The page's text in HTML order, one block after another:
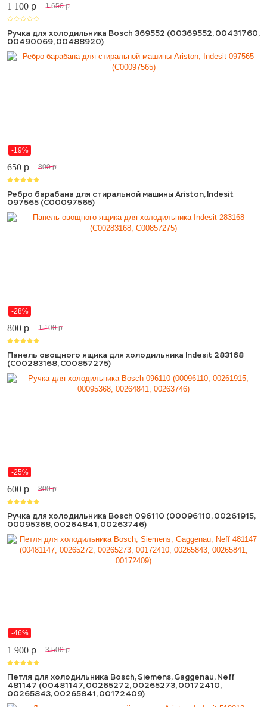
1 100 p 1 650 p
Ручка для холодильника Bosch 369552 (00369552, 00431760,
00490069, 00488920)
-19%
650 p 800 p
Ребро барабана для стиральной машины Ariston, Indesit
097565 (C00097565)
-28%
800 p 1 100 p
Панель овощного ящика для холодильника Indesit 283168
(C00283168, C00857275)
-25%
600 p 800 p
Ручка для холодильника Bosch 096110 (00096110, 00261915,
00095368, 00264841, 00263746)
-46%
1 900 p 3 500 p
Петля для холодильника Bosch, Siemens, Gaggenau, Neff
481147 (00481147, 00265272, 00265273, 00172410,
00265843, 00265841, 00172409)